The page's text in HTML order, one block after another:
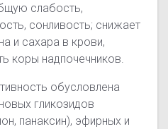
слабость,
сонливость; снижает
и сахара в крови,
коры надпочечников.
обусловлена
гликозидов
панаксин), эфирных и